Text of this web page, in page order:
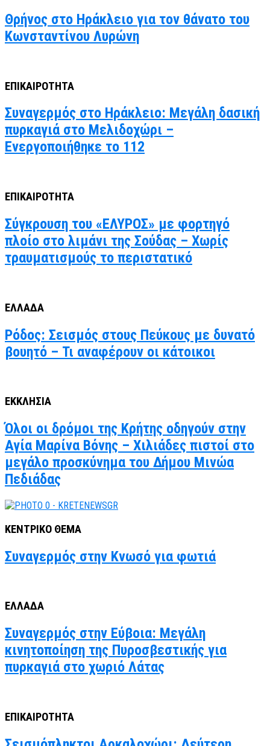
Θρήνος στο Ηράκλειο για τον θάνατο του
Κωνσταντίνου Λυρώνη
ΕΠΙΚΑΙΡΟΤΗΤΑ
Συναγερμός στο Ηράκλειο: Μεγάλη δασική
πυρκαγιά στο Μελιδοχώρι –
Ενεργοποιήθηκε το 112
ΕΠΙΚΑΙΡΟΤΗΤΑ
Σύγκρουση του «ΕΛΥΡΟΣ» με φορτηγό
πλοίο στο λιμάνι της Σούδας – Χωρίς
τραυματισμούς το περιστατικό
ΕΛΛΑΔΑ
Ρόδος: Σεισμός στους Πεύκους με δυνατό
βουητό – Τι αναφέρουν οι κάτοικοι
ΕΚΚΛΗΣΙΑ
Όλοι οι δρόμοι της Κρήτης οδηγούν στην
Αγία Μαρίνα Βόνης – Χιλιάδες πιστοί στο
μεγάλο προσκύνημα του Δήμου Μινώα
Πεδιάδας
ΚΕΝΤΡΙΚΟ ΘΕΜΑ
Συναγερμός στην Κνωσό για φωτιά
ΕΛΛΑΔΑ
Συναγερμός στην Εύβοια: Μεγάλη
κινητοποίηση της Πυροσβεστικής για
πυρκαγιά στο χωριό Λάτας
ΕΠΙΚΑΙΡΟΤΗΤΑ